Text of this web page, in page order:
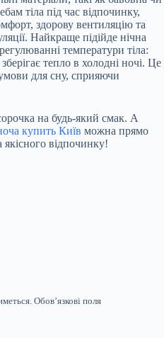
тіла під час відпочинку,
здорову вентиляцію та
Найкраще підійде нічна
температури тіла:
тепло в холодні ночі. Це
для сну, сприяючи
на будь-який смак. А
купить Київ можна прямо
якісного відпочинку!
Обов’язкові поля